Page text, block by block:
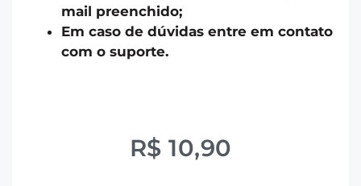
mail preenchido;
Em caso de dúvidas entre em contato
com o suporte.
R$ 10,90